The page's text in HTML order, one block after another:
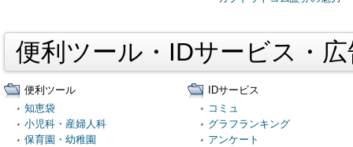
便利ツール・IDサービス・
便利ツール
知恵袋
小児科・産婦人科
保育園・幼稚園
IDサービス
コミュ
グラフランキング
アンケート